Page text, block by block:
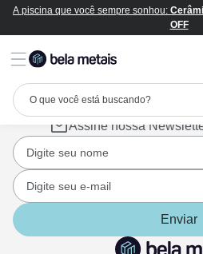
A piscina que você sempre sonhou:
OFF
Assine nossa
Enviar